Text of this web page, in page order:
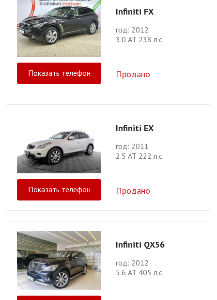
Infiniti FX
год: 2012
3.0 АТ 238 л.с.
Показать телефон Продано
Infiniti EX
год: 2011
2.5 АТ 222 л.с.
Показать телефон Продано
Infiniti QX56
год: 2012
5.6 АТ 405 л.с.